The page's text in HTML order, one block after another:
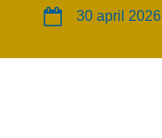
30 april 2026